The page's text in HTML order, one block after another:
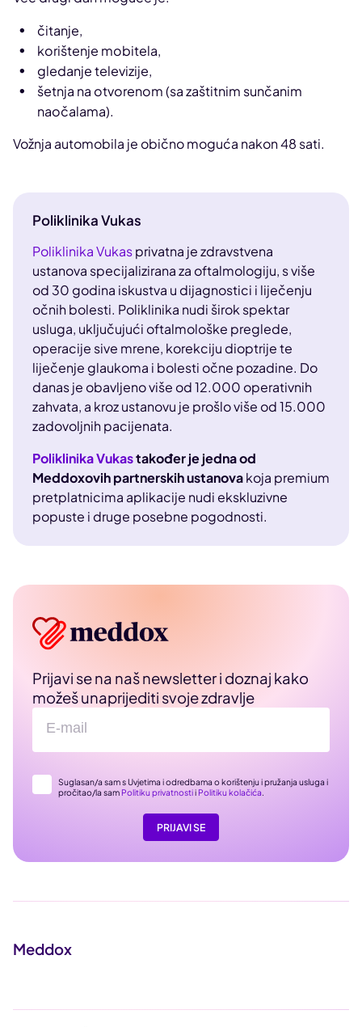
čitanje,
korištenje mobitela,
gledanje televizije,
šetnja na otvorenom (sa zaštitnim sunčanim
naočalama).
Vožnja automobila je obično moguća nakon 48 sati.
Poliklinika Vukas
Poliklinika Vukasprivatna je zdravstvena
ustanova specijalizirana za oftalmologiju, s više
od 30 godina iskustva u dijagnostici i liječenju
očnih bolesti. Poliklinika nudi širok spektar
usluga, uključujući oftalmološke preglede,
operacije sive mrene, korekciju dioptrije te
liječenje glaukoma i bolesti očne pozadine. Do
danas je obavljeno više od 12.000 operativnih
zahvata, a kroz ustanovu je prošlo više od 15.000
zadovoljnih pacijenata.
Poliklinika Vukastakođer je jedna od
Meddoxovih partnerskih ustanovakoja premium
pretplatnicima aplikacije nudi ekskluzivne
popuste i druge posebne pogodnosti.
Prijavi se na naš newsletter i doznaj kako
možeš unaprijediti svoje zdravlje
Suglasan/a sam s Uvjetima i odredbama o korištenju i pružanja usluga i
pročitao/la sam Politiku privatnostii Politiku kolačića.
PRIJAVI SE
Meddox